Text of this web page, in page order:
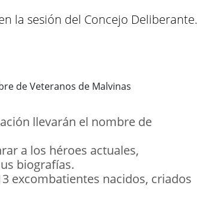
la sesión del Concejo Deliberante.
llevarán el nombre de
a los héroes actuales,
biografías.
excombatientes nacidos, criados